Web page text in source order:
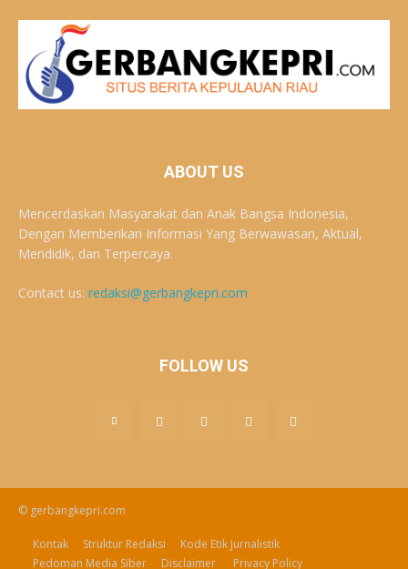
ABOUT US
Mencerdaskan Masyarakat dan Anak Bangsa Indonesia,
Dengan Memberikan Informasi Yang Berwawasan, Aktual,
Mendidik, dan Terpercaya.
Contact us: redaksi@gerbangkepri.com
FOLLOW US
© gerbangkepri.com
Kontak Struktur Redaksi
Kode Etik Jurnalistik
Pedoman Media Siber
Disclaimer Privacy Policy